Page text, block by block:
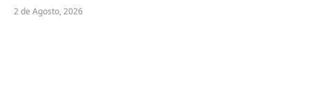
2 de Agosto, 2026